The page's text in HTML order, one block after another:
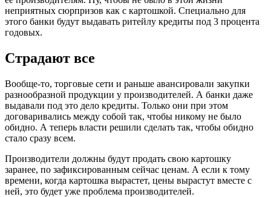
неприятных сюрпризов как с картошкой. Специально для
этого банки будут выдавать ритейлу кредиты под 3 процента
годовых.
Страдают все
Вообще-то, торговые сети и раньше авансировали закупки
разнообразной продукции у производителей. А банки даже
выдавали под это дело кредиты. Только они при этом
договаривались между собой так, чтобы никому не было
обидно. А теперь власти решили сделать так, чтобы обидно
стало сразу всем.
Производители должны будут продать свою картошку
заранее, по зафиксированным сейчас ценам. А если к тому
времени, когда картошка вырастет, цены вырастут вместе с
ней, это будет уже проблема производителей.